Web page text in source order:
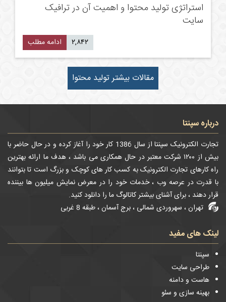
استراتژی تولید محتوا و اهمیت آن در ترافیک
سایت
ادامه مطلب ۲,۸۴۲
مقالات بیشتر تولید محتوا
درباره سپنتا
تجارت الکترونیک سپنتا از سال 1386 کار خود را آغاز کرده و در حال حاضر با
بیش از ۱۲۰۰ شرکت معتبر در حال همکاری می باشد ، هدف ما ارائه بهترین
راه کارهای تجارت الکترونیک به کسب کار های کوچک و بزرگ است تا بتوانند
با قدرت در عرصه وب ، خدمات خود را در معرض نمایش میلیون ها بیننده
قرار دهند ، برای آشنای بیشتر کاتالوگ ما را دانلود کنید.
تهران ، سهروردی شمالی ، برج آسمان ، طبقه 8 غربی
لینک های مفید
سپنتا
طراحی سایت
هاست و دامنه
بهینه سازی و سئو